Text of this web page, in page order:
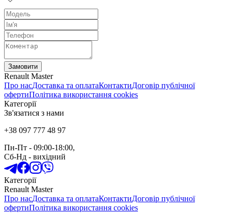
Замовити
Renault Master
Про насДоставка та оплатаКонтактиДоговір публічної
офертиПолітика використання cookies
Категорії
Зв'язатися з нами
+38 097 777 48 97
Пн-Пт - 09:00-18:00,
Сб-Нд - вихідний
Категорії
Renault Master
Про насДоставка та оплатаКонтактиДоговір публічної
офертиПолітика використання cookies